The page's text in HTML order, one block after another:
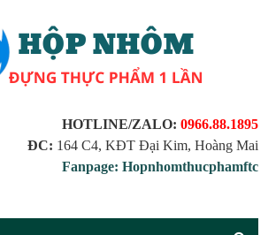
HOTLINE/ZALO: 0966.88.1895
ĐC: 164 C4, KĐT Đại Kim, Hoàng Mai
Fanpage: Hopnhomthucphamftc